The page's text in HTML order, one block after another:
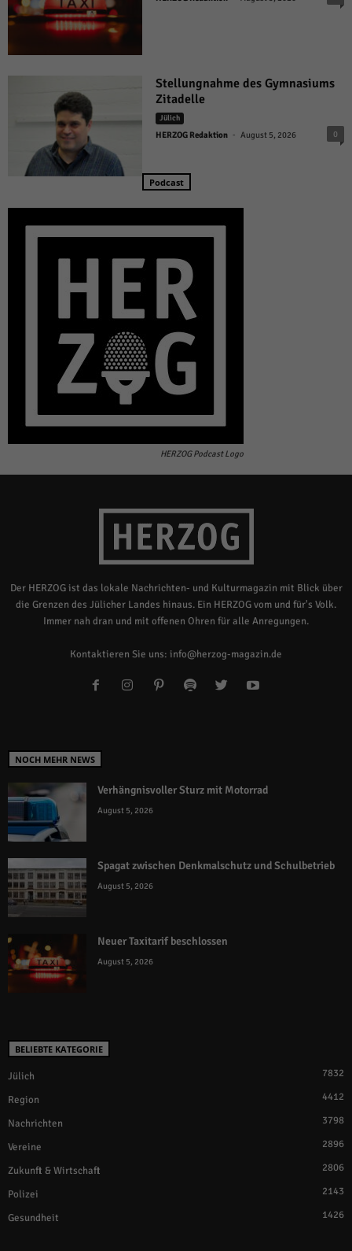
Stellungnahme des Gymnasiums
Zitadelle
Jülich
HERZOG Redaktion - August 5, 2026 0
Podcast
HERZOG Podcast Logo
Der HERZOG ist das lokale Nachrichten- und Kulturmagazin mit Blick über
die Grenzen des Jülicher Landes hinaus. Ein HERZOG vom und für's Volk.
Immer nah dran und mit offenen Ohren für alle Anregungen.
Kontaktieren Sie uns: info@herzog-magazin.de
NOCH MEHR NEWS
Verhängnisvoller Sturz mit Motorrad
August 5, 2026
Spagat zwischen Denkmalschutz und Schulbetrieb
August 5, 2026
Neuer Taxitarif beschlossen
August 5, 2026
BELIEBTE KATEGORIE
Jülich 7832
Region 4412
Nachrichten 3798
Vereine 2896
Zukunft & Wirtschaft 2806
Polizei 2143
Gesundheit 1426